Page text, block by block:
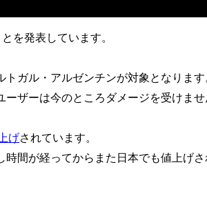
を発表しています。
ガル・アルゼンチンが対象となります
ザーは今のところダメージを受けませ
げされています。
間が経ってからまた日本でも値上げ